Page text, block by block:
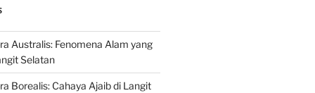
Australis: Fenomena Alam yang
Selatan
Borealis: Cahaya Ajaib di Langit